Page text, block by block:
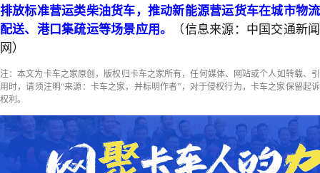
排放标准营运类柴油货车，推动新能源营运货车在城市物流
配送、港口集疏运等场景应用。
（信息来源：中国交通新闻
网）
注：本文为卡车之家原创，版权归卡车之家所有，任何媒体、网站或个人如转载、引
用时，请须注明“来源：卡车之家，并标明作者”，对于侵权行为，卡车之家保留起诉
权利。